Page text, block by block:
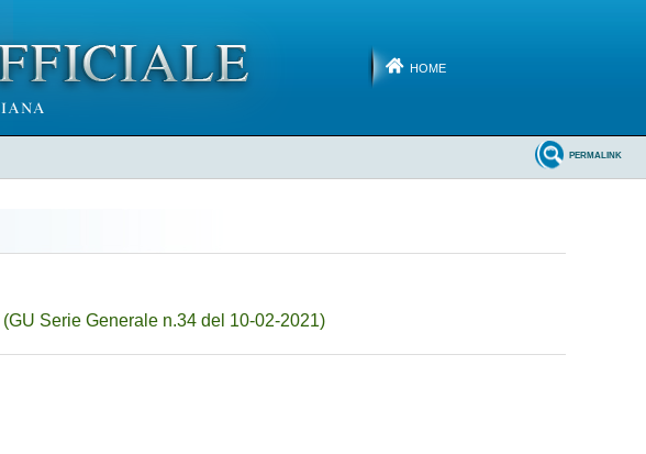
HOME
PERMALINK
(GU Serie Generale n.34 del 10-02-2021)